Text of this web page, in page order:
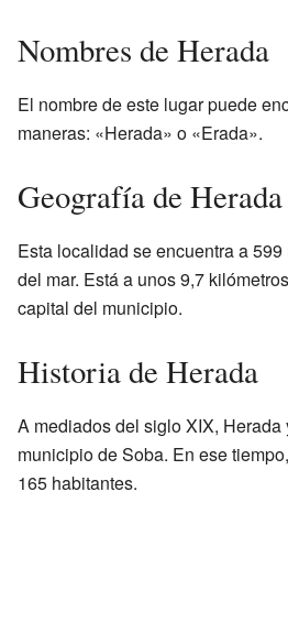
Nombres de Herada
El nombre de este lugar puede
maneras: «Herada» o «Erada».
Geografía de Herada
Esta localidad se encuentra a
del mar. Está a unos 9,7
capital del municipio.
Historia de Herada
A mediados del siglo XIX, Herada
municipio de Soba. En ese
165 habitantes.